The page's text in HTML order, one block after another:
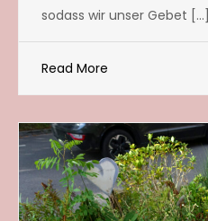
sodass wir unser Gebet […]
Read More